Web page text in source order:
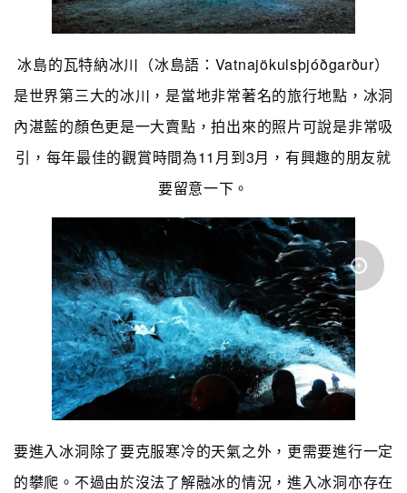
冰島的瓦特納冰川（冰島語：Vatnajökulsþjóðgarður）
是世界第三大的冰川，是當地非常著名的旅行地點，冰洞
內湛藍的顏色更是一大賣點，拍出來的照片可說是非常吸
引，每年最佳的觀賞時間為11月到3月，有興趣的朋友就
要留意一下。
要進入冰洞除了要克服寒冷的天氣之外，更需要進行一定
的攀爬。不過由於沒法了解融冰的情況，進入冰洞亦存在